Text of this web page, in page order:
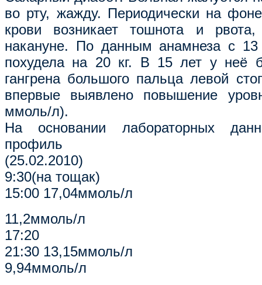
во рту, жажду. Периодически на
крови возникает тошнота и
накануне. По данным анамнеза с
похудела на 20 кг. В 15 лет у неё
гангрена большого пальца левой
впервые выявлено повышение
ммоль/л).
На основании лабораторных
профиль
(25.02.2010)
9:30(на тощак)
15:00 17,04ммоль/л
11,2ммоль/л
17:20
21:30 13,15ммоль/л
9,94ммоль/л